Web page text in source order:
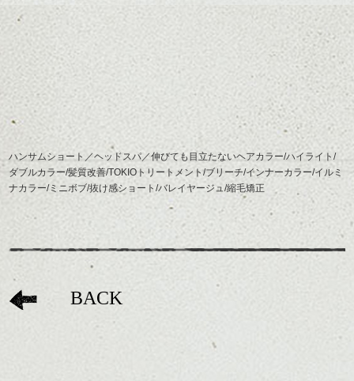
ハンサムショート／ヘッドスパ／伸びても目立たないヘアカラー/ハイライト/
ダブルカラー/髪質改善/TOKIOトリートメント/ブリーチ/インナーカラー/イルミ
ナカラー/ミニボブ/抜け感ショート/バレイヤージュ/縮毛矯正
BACK